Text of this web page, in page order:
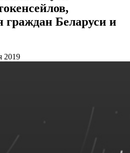
граждан Беларуси и
2019